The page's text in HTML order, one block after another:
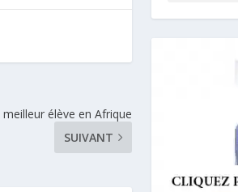
meilleur élève en Afrique
SUIVANT